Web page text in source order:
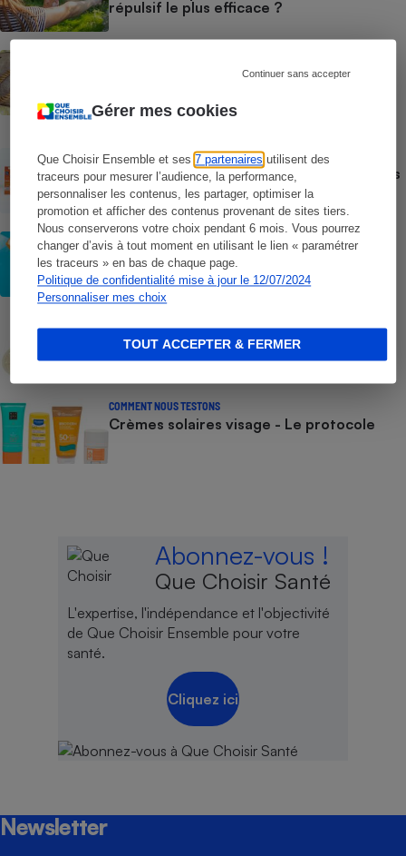
Gérer mes cookies
Que Choisir Ensemble et ses7 partenaires utilisent des
traceurs pour mesurer l’audience, la performance,
personnaliser les contenus, les partager, optimiser la
promotion et afficher des contenus provenant de sites tiers.
Nous conserverons votre choix pendant 6 mois. Vous pourrez
changer d’avis à tout moment en utilisant le lien « paramétrer
les traceurs » en bas de chaque page.
Politique de confidentialité mise à jour le 12/07/2024
Personnaliser mes choix
Continuer sans accepter
TOUT ACCEPTER & FERMER
répulsif le plus efficace ?
Test des crèmes solaires vendues sur
dangereuses pour la santé des
consommateurs
ACTUALITÉ
Crèmes solaires - Le bilan désastreux des
plateformes chinoises
CONSEILS
Crèmes solaires - Les logos à la loupe
Crèmes solaires - Le protocole
COMMENT NOUS TESTONS
Crèmes solaires visage - Le protocole
Abonnez-vous !
Que Choisir Santé
L'expertise, l'indépendance et l'objectivité
de Que Choisir Ensemble pour votre
santé.
Cliquez ici
Newsletter